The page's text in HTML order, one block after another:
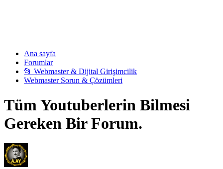
Ana sayfa
Forumlar
📂 Webmaster & Dijital Girişimcilik
Webmaster Sorun & Çözümleri
Tüm Youtuberlerin Bilmesi
Gereken Bir Forum.